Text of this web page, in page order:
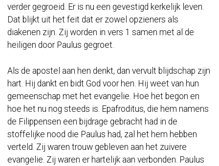
verder gegroeid. Er is nu een gevestigd kerkelijk leven.
Dat blijkt uit het feit dat er zowel opzieners als
diakenen zijn. Zij worden in vers 1 samen met al de
heiligen door Paulus gegroet.
Als de apostel aan hen denkt, dan vervult blijdschap zijn
hart. Hij dankt en bidt God voor hen. Hij weet van hun
gemeenschap met het evangelie. Hoe het begon en
hoe het nu nog steeds is. Epafroditus, die hem namens
de Filippensen een bijdrage gebracht had in de
stoffelijke nood die Paulus had, zal het hem hebben
verteld. Zij waren trouw gebleven aan het zuivere
evangelie. Zij waren er hartelijk aan verbonden. Paulus